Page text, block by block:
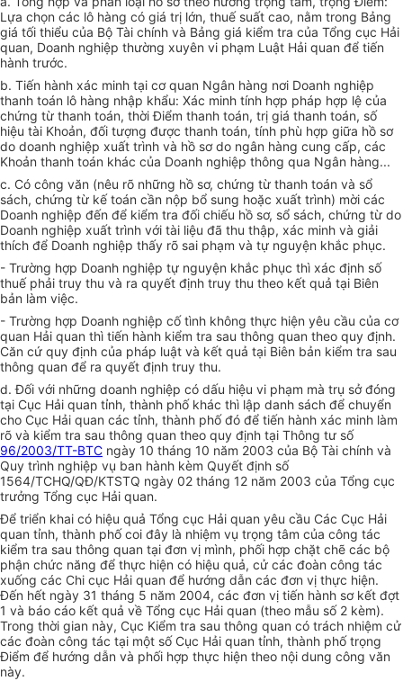
Lựa chọn các lô hàng có giá trị lớn, thuế suất cao, nằm trong Bảng
giá tối thiểu của Bộ Tài chính và Bảng giá kiểm tra của Tổng cục Hải
quan, Doanh nghiệp thường xuyên vi phạm Luật Hải quan để tiến
hành trước.
b. Tiến hành xác minh tại cơ quan Ngân hàng nơi Doanh nghiệp
thanh toán lô hàng nhập khẩu: Xác minh tính hợp pháp hợp lệ của
chứng từ thanh toán, thời Điểm thanh toán, trị giá thanh toán, số
hiệu tài Khoản, đối tượng được thanh toán, tính phù hợp giữa hồ sơ
do doanh nghiệp xuất trình và hồ sơ do ngân hàng cung cấp, các
Khoản thanh toán khác của Doanh nghiệp thông qua Ngân hàng...
c. Có công văn (nêu rõ những hồ sơ, chứng từ thanh toán và sổ
sách, chứng từ kế toán cần nộp bổ sung hoặc xuất trình) mời các
Doanh nghiệp đến để kiểm tra đối chiếu hồ sơ, sổ sách, chứng từ do
Doanh nghiệp xuất trình với tài liệu đã thu thập, xác minh và giải
thích để Doanh nghiệp thấy rõ sai phạm và tự nguyện khắc phục.
- Trường hợp Doanh nghiệp tự nguyện khắc phục thì xác định số
thuế phải truy thu và ra quyết định truy thu theo kết quả tại Biên
bản làm việc.
- Trường hợp Doanh nghiệp cố tình không thực hiện yêu cầu của cơ
quan Hải quan thì tiến hành kiểm tra sau thông quan theo quy định.
Căn cứ quy định của pháp luật và kết quả tại Biên bản kiểm tra sau
thông quan để ra quyết định truy thu.
d. Đối với những doanh nghiệp có dấu hiệu vi phạm mà trụ sở đóng
tại Cục Hải quan tỉnh, thành phố khác thì lập danh sách để chuyển
cho Cục Hải quan các tỉnh, thành phố đó để tiến hành xác minh làm
rõ và kiểm tra sau thông quan theo quy định tại Thông tư số
96/2003/TT-BTC ngày 10 tháng 10 năm 2003 của Bộ Tài chính và
Quy trình nghiệp vụ ban hành kèm Quyết định số
1564/TCHQ/QĐ/KTSTQ ngày 02 tháng 12 năm 2003 của Tổng cục
trưởng Tổng cục Hải quan.
Để triển khai có hiệu quả Tổng cục Hải quan yêu cầu Các Cục Hải
quan tỉnh, thành phố coi đây là nhiệm vụ trọng tâm của công tác
kiểm tra sau thông quan tại đơn vị mình, phối hợp chặt chẽ các bộ
phận chức năng để thực hiện có hiệu quả, cử các đoàn công tác
xuống các Chi cục Hải quan để hướng dẫn các đơn vị thực hiện.
Đến hết ngày 31 tháng 5 năm 2004, các đơn vị tiến hành sơ kết đợt
1 và báo cáo kết quả về Tổng cục Hải quan (theo mẫu số 2 kèm).
Trong thời gian này, Cục Kiểm tra sau thông quan có trách nhiệm cử
các đoàn công tác tại một số Cục Hải quan tỉnh, thành phố trọng
Điểm để hướng dẫn và phối hợp thực hiện theo nội dung công văn
này.